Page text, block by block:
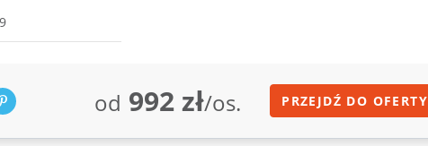
od 992 zł/os. PRZEJDŹ DO OFERTY